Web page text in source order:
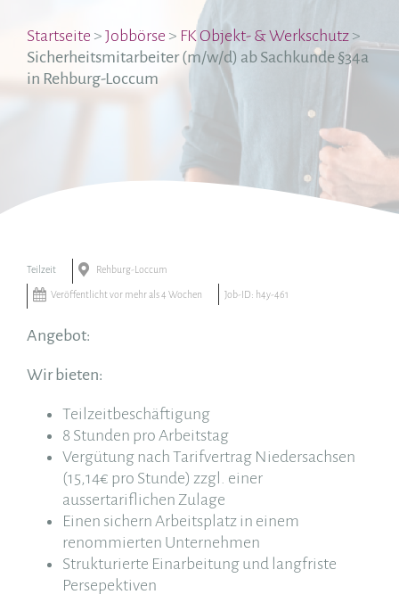
Startseite > Jobbörse > FK Objekt- & Werkschutz>
Sicherheitsmitarbeiter (m/w/d) ab Sachkunde §34a
in Rehburg-Loccum
Teilzeit Rehburg-Loccum
Veröffentlicht vor mehr als 4 Wochen Job-ID: h4y-461
Angebot:
Wir bieten:
Teilzeitbeschäftigung
8 Stunden pro Arbeitstag
Vergütung nach Tarifvertrag Niedersachsen
(15,14€ pro Stunde) zzgl. einer
aussertariflichen Zulage
Einen sichern Arbeitsplatz in einem
renommierten Unternehmen
Strukturierte Einarbeitung und langfriste
Persepektiven